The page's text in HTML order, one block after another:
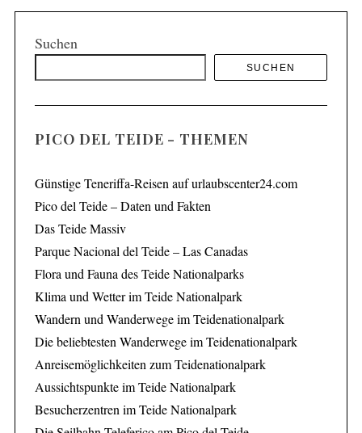
Suchen
SUCHEN
PICO DEL TEIDE - THEMEN
Günstige Teneriffa-Reisen auf urlaubscenter24.com
Pico del Teide – Daten und Fakten
Das Teide Massiv
Parque Nacional del Teide – Las Canadas
Flora und Fauna des Teide Nationalparks
Klima und Wetter im Teide Nationalpark
Wandern und Wanderwege im Teidenationalpark
Die beliebtesten Wanderwege im Teidenationalpark
Anreisemöglichkeiten zum Teidenationalpark
Aussichtspunkte im Teide Nationalpark
Besucherzentren im Teide Nationalpark
S
a
r
c
f
o
r
: